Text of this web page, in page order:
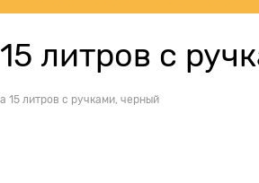
литров с
15 литров с ручками, черный